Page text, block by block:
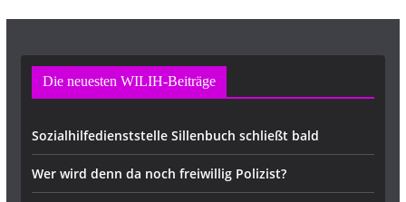
Die neuesten WILIH-Beiträge
Sozialhilfedienststelle Sillenbuch schließt bald
Wer wird denn da noch freiwillig Polizist?